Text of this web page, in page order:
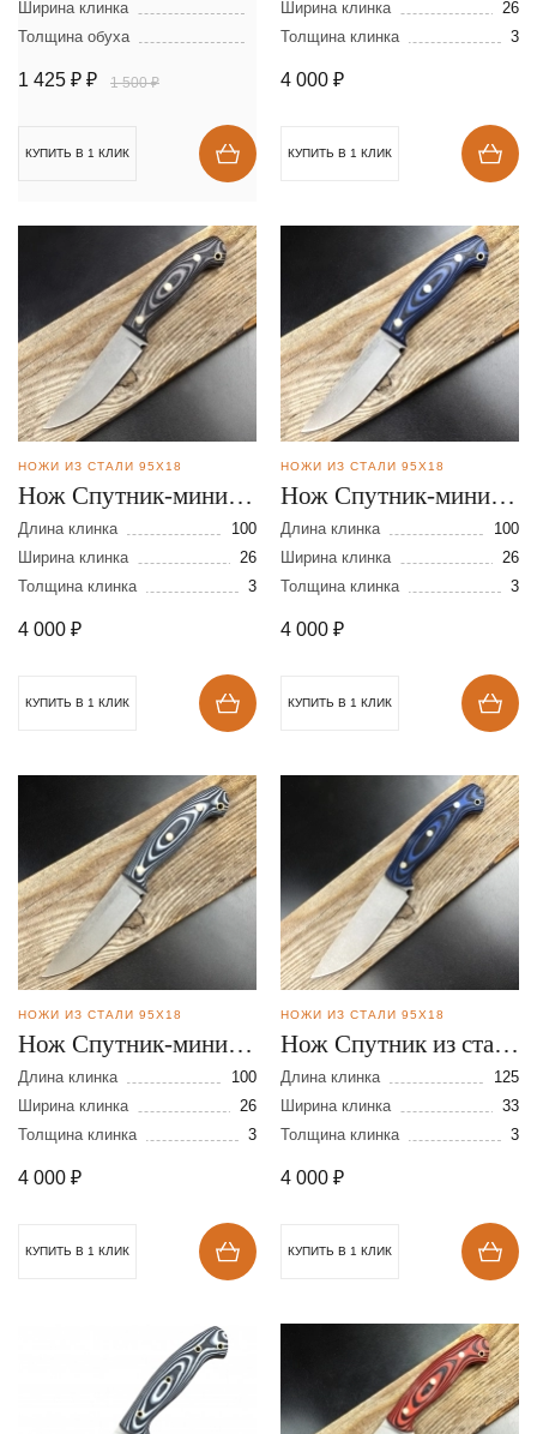
300х40х2,5 мм
Ширина клинка
Толщина обуха
1 425 ₽ ₽ 1 500 ₽
КУПИТЬ В 1 КЛИК
Ширина клинка
26
Толщина клинка
3
4 000 ₽
КУПИТЬ В 1 КЛИК
НОЖИ ИЗ СТАЛИ 95Х18
Нож Спутник-мини из
стали 95Х18
Длина клинка
100
Ширина клинка
26
Толщина клинка
3
4 000 ₽
КУПИТЬ В 1 КЛИК
НОЖИ ИЗ СТАЛИ 95Х18
Нож Спутник-мини из
стали 95Х18
Длина клинка
100
Ширина клинка
26
Толщина клинка
3
4 000 ₽
КУПИТЬ В 1 КЛИК
НОЖИ ИЗ СТАЛИ 95Х18
Нож Спутник-мини из
стали 95Х18
Длина клинка
100
Ширина клинка
26
Толщина клинка
3
4 000 ₽
КУПИТЬ В 1 КЛИК
НОЖИ ИЗ СТАЛИ 95Х18
Нож Спутник из стали
95Х18
Длина клинка
125
Ширина клинка
33
Толщина клинка
3
4 000 ₽
КУПИТЬ В 1 КЛИК